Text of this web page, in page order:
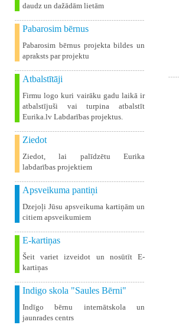
daudz un dažādām lietām
Pabarosim bērnus
Pabarosim bērnus projekta bildes un
apraksts par projektu
Atbalstītāji
Firmu logo kuri vairāku gadu laikā ir
atbalstījuši vai turpina atbalstīt
Eurika.lv Labdarības projektus.
Ziedot
Ziedot, lai palīdzētu Eurika
labdarības projektiem
Apsveikuma pantiņi
Dzejoļi Jūsu apsveikuma kartiņām un
citiem apsveikumiem
E-kartiņas
Šeit variet izveidot un nosūtīt E-
kartiņas
Indigo skola "Saules Bērni"
Indīgo bērnu internātskola un
jaunrades centrs